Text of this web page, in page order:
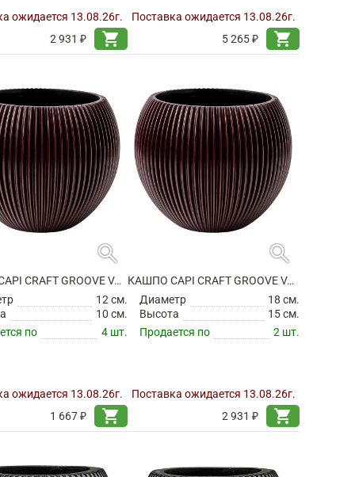
ожидается 13.08.26г.
2 931 ₽
shopping_cart
Поставка ожидается 13.08.26г.
5 265 ₽
shopping_cart
search
КАШПО CAPI CRAFT GROOVE VASE BALL BLACK RED
12 см.
10 см.
по
4 шт.
ожидается 13.08.26г.
1 667 ₽
shopping_cart
search
КАШПО CAPI CRAFT GROOVE VASE BALL BLACK RED
Диаметр
18 см.
Высота
15 см.
Продается по
2 шт.
Поставка ожидается 13.08.26г.
2 931 ₽
shopping_cart